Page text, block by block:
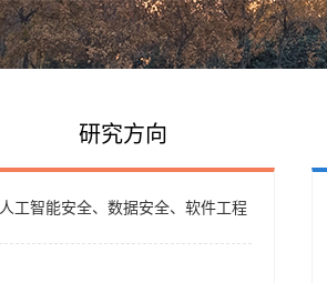
研究方向
人工智能安全、数据安全、软件工程